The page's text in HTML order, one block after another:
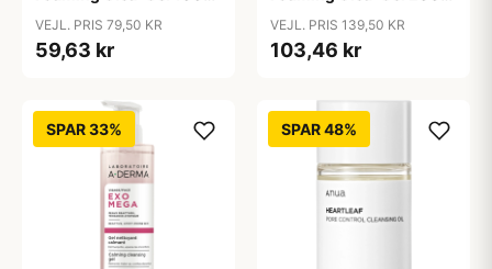
VEJL. PRIS 79,50 KR
59,63 kr
VEJL. PRIS 139,50 KR
103,46 kr
SPAR 33% SPAR 48%